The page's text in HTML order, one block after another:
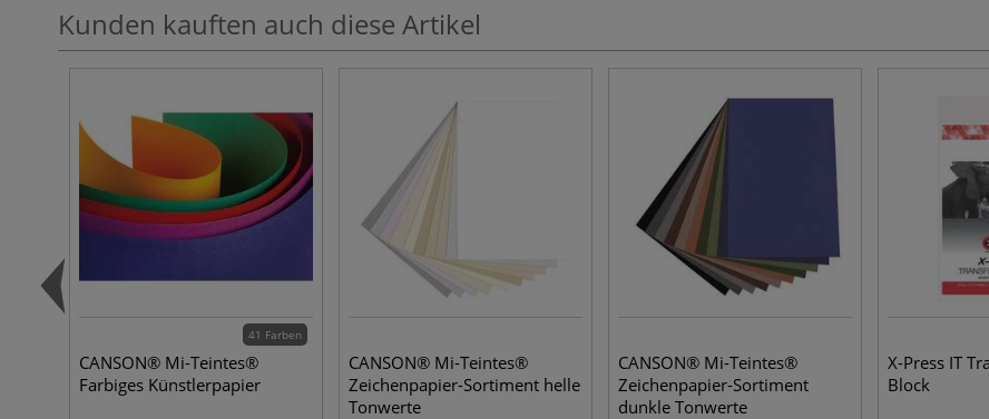
Kunden kauften auch diese Artikel
41 Farben
CANSON® Mi-Teintes®
Farbiges Künstlerpapier
CANSON® Mi-Teintes®
Zeichenpapier-Sortiment helle
Tonwerte
CANSON® Mi-Teintes®
Zeichenpapier-Sortiment
dunkle Tonwerte
X-Press IT
Block